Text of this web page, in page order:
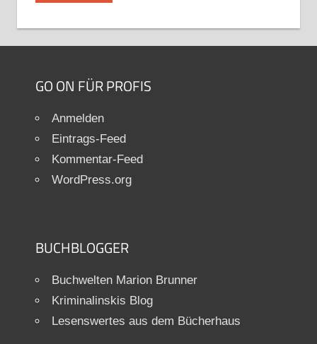
GO ON FÜR PROFIS
Anmelden
Eintrags-Feed
Kommentar-Feed
WordPress.org
BUCHBLOGGER
Buchwelten Marion Brunner
Kriminalinskis Blog
Lesenswertes aus dem Bücherhaus